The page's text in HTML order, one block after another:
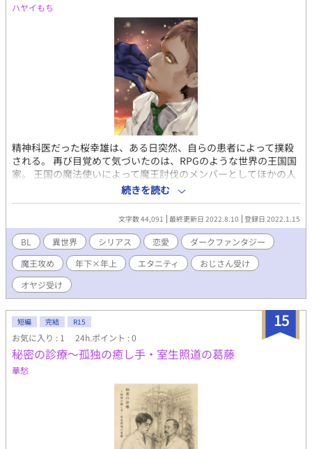
ハヤイもち
精神科医だった桜幸雄は、ある日突然、自らの患者によって撲殺
される。 再び目覚めて気づいたのは、RPGのような世界の王国国
家。 王国の魔法使いによって魔王討伐のメンバーとしてほかの人
間とともに召喚されたようだ。 しかし、バグか、障害か、桜の職
業は【魔王の花嫁】と記されていた。 桜は裏切り者として、過酷
な世界を生き残り、元の世界に帰ることができるのか。 ホラー要
素アリです。 不定期に更新予定です。
続きを読む
文字数 44,091 最終更新日 2022.8.10 登録日 2022.1.15
BL 異世界 シリアス 恋愛
ダークファンタジー
魔王攻め
年下×年上 エタニティ
おじさん受け
オヤジ受け
15
短編 完結 R15
お気に入り : 1 24h.ポイント : 0
秘密の診療～孤独の癒し手・室生照道の葛藤
華愁